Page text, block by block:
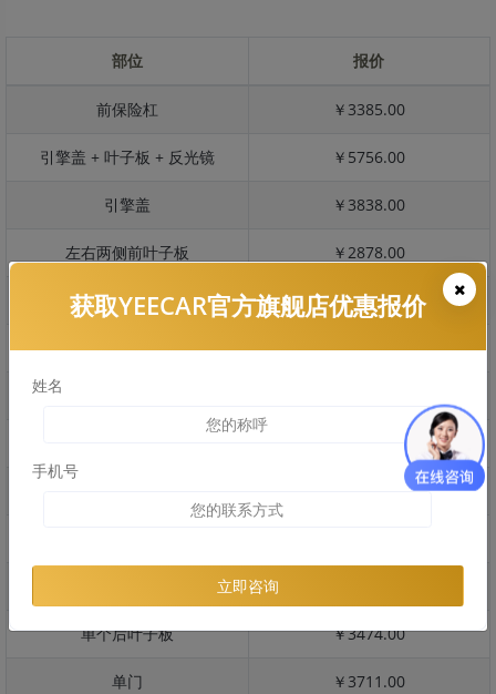
部位 报价
前保险杠 ￥3385.00
引擎盖 + 叶子板 + 反光镜 ￥5756.00
引擎盖 ￥3838.00
左右两侧前叶子板 ￥2878.00
反光镜 ￥575.00
后保险杠 ￥2370.00
￥1564.00
￥2708.00
单个后叶子板 ￥3474.00
单门 ￥3711.00
获取YEECAR官方旗舰店优惠报价
姓名
手机号
立即咨询